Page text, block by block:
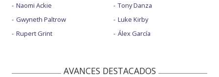
Naomi Ackie
Gwyneth Paltrow
Rupert Grint
Tony Danza
Luke Kirby
Álex García
AVANCES DESTACADOS